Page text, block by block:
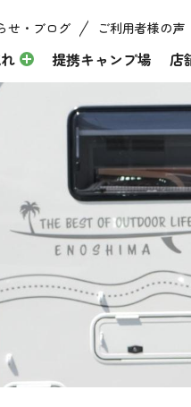
せ・ブログ ご利用者様の声
提携キャンプ場 店